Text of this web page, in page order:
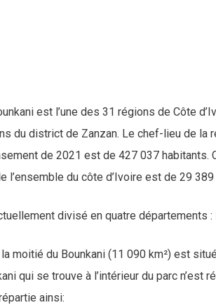
est l’une des 31 régions de Côte
du district de Zanzan. Le chef-lieu de la
de 2021 est de 427 037
l’ensemble du côte d’Ivoire est de 29
divisé en quatre départements :
moitié du Bounkani (11 090 km²) est
qui se trouve à l’intérieur du parc n’est
ainsi: